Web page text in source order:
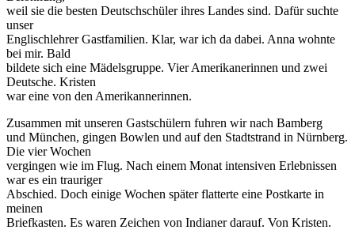
weil sie die besten Deutschschüler ihres Landes sind. Dafür suchte
unser
Englischlehrer Gastfamilien. Klar, war ich da dabei. Anna wohnte
bei mir. Bald
bildete sich eine Mädelsgruppe. Vier Amerikanerinnen und zwei
Deutsche. Kristen
war eine von den Amerikannerinnen.
Zusammen mit unseren Gastschülern fuhren wir nach Bamberg
und München, gingen Bowlen und auf den Stadtstrand in Nürnberg.
Die vier Wochen
vergingen wie im Flug. Nach einem Monat intensiven Erlebnissen
war es ein trauriger
Abschied. Doch einige Wochen später flatterte eine Postkarte in
meinen
Briefkasten. Es waren Zeichen von Indianer darauf. Von Kristen.